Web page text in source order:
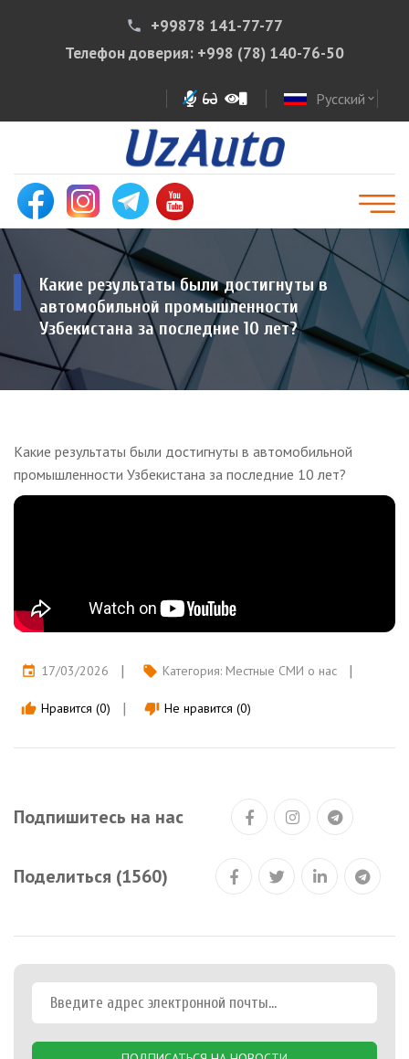
phone
+99878 141-77-77
Телефон доверия: +998 (78) 140-76-50
Русский expand_more
Какие результаты были достигнуты в
автомобильной промышленности
Узбекистана за последние 10 лет?
Какие результаты были достигнуты в автомобильной
промышленности Узбекистана за последние 10 лет?
event 17/03/2026 local_offer Категория: Местные СМИ о нас
thumb_up Нравится (0) thumb_down Не нравится (0)
Подпишитесь на нас
Поделиться (1560)